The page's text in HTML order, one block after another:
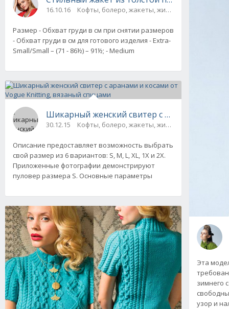
16.10.16 Кофты, болеро, жакеты, жилеты, пуловеры и
Размер - Обхват груди в см при снятии размеров
- Обхват груди в см для готового изделия - Extra-
Small/Small – (71 - 86½) – 91½; - Medium
Шикарный женский свитер с аранами и
30.12.15 Кофты, болеро, жакеты, жилеты, пуловеры и
Описание предоставляет возможность выбрать
свой размер из 6 вариантов: S, М, L, XL, 1X и 2Х.
Приложенные фотографии демонстрируют
пуловер размера S. Основные параметры
Эта
зимнего
узор и